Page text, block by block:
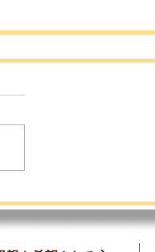
た❗️